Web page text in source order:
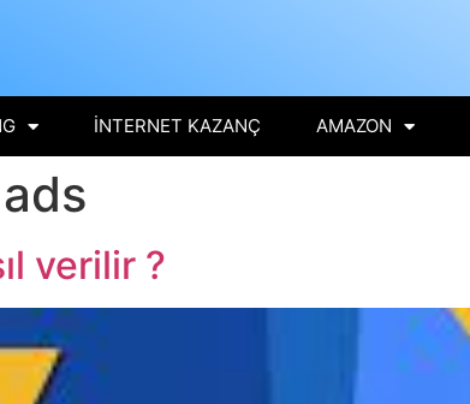
İNTERNET KAZANÇ AMAZON
verilir ?